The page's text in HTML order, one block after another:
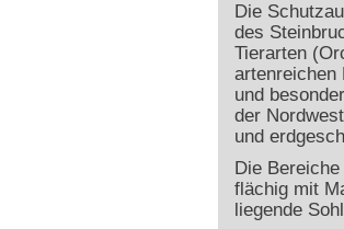
Die
des
Tierarten
artenreichen
und
der
und
Die
flächig mit
liegende